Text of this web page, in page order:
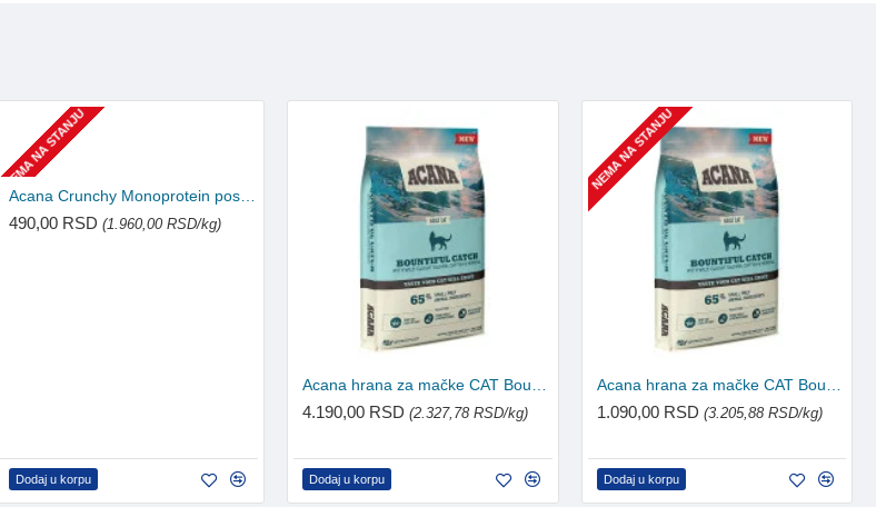
NEMA NA STANJU
Acana Crunchy Monoprotein poslastice za pse - Svinjska jetra 100g
490,00 RSD (1.960,00 RSD/kg)
Dodaj u korpu
4.190,00 RSD(2.327,78 RSD/kg)
Dodaj u korpu
NEMA NA STANJU
1.090,00 RSD (3.205,88 RSD/kg)
Dodaj u korpu